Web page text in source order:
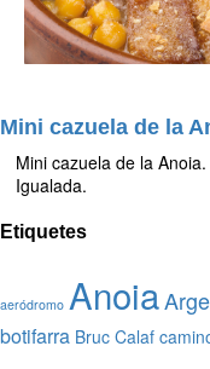
Mini cazuela de la
Mini cazuela de la
Igualada.
Etiquetes
aeródromo Anoia
botifarra Bruc Calaf